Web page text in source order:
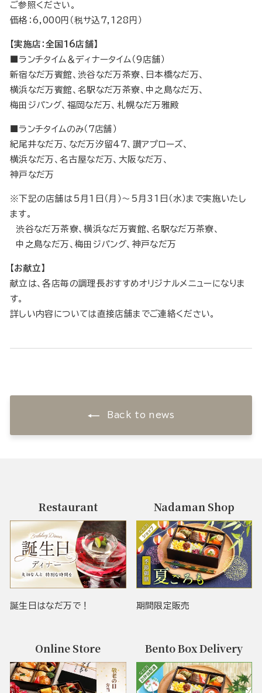
ご参照ください。
価格：6,000円（税サ込7,128円）
【実施店：全国16店舗】
■ランチタイム＆ディナータイム（9店舗）
新宿なだ万賓館、渋谷なだ万茶寮、日本橋なだ万、
横浜なだ万賓館、名駅なだ万茶寮、中之島なだ万、
梅田ジパング、福岡なだ万、札幌なだ万雅殿
■ランチタイムのみ（7店舗）
紀尾井なだ万、なだ万汐留47、讃アプローズ、
横浜なだ万、名古屋なだ万、大阪なだ万、
神戸なだ万
※下記の店舗は5月1日（月）～5月31日（水）まで実施いたし
ます。
渋谷なだ万茶寮、横浜なだ万賓館、名駅なだ万茶寮、
中之島なだ万、梅田ジパング、神戸なだ万
【お献立】
献立は、各店毎の調理長おすすめオリジナルメニューになりま
す。
詳しい内容については直接店舗までご連絡ください。
Back to news
Restaurant
誕生日はなだ万で！
Nadaman Shop
期間限定販売
Online Store Bento Box Delivery